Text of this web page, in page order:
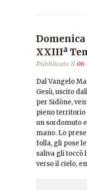
Domenica
XXIIIª
Pubblicato il 06
Dal Vangelo
Gesù, uscito
per Sidòne,
pieno territorio
un sordomuto
mano. Lo
folla, gli pose
saliva gli toccò
verso il cielo,